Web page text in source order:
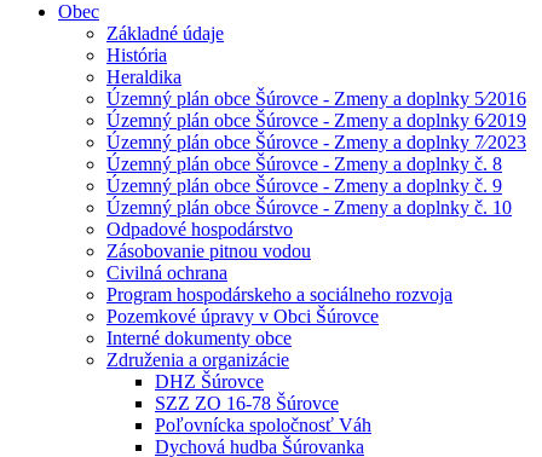
Obec
Základné údaje
História
Heraldika
Územný plán obce Šúrovce - Zmeny a doplnky 5⁄2016
Územný plán obce Šúrovce - Zmeny a doplnky 6⁄2019
Územný plán obce Šúrovce - Zmeny a doplnky 7⁄2023
Územný plán obce Šúrovce - Zmeny a doplnky č. 8
Územný plán obce Šúrovce - Zmeny a doplnky č. 9
Územný plán obce Šúrovce - Zmeny a doplnky č. 10
Odpadové hospodárstvo
Zásobovanie pitnou vodou
Civilná ochrana
Program hospodárskeho a sociálneho rozvoja
Pozemkové úpravy v Obci Šúrovce
Interné dokumenty obce
Združenia a organizácie
DHZ Šúrovce
SZZ ZO 16-78 Šúrovce
Poľovnícka spoločnosť Váh
Dychová hudba Šúrovanka